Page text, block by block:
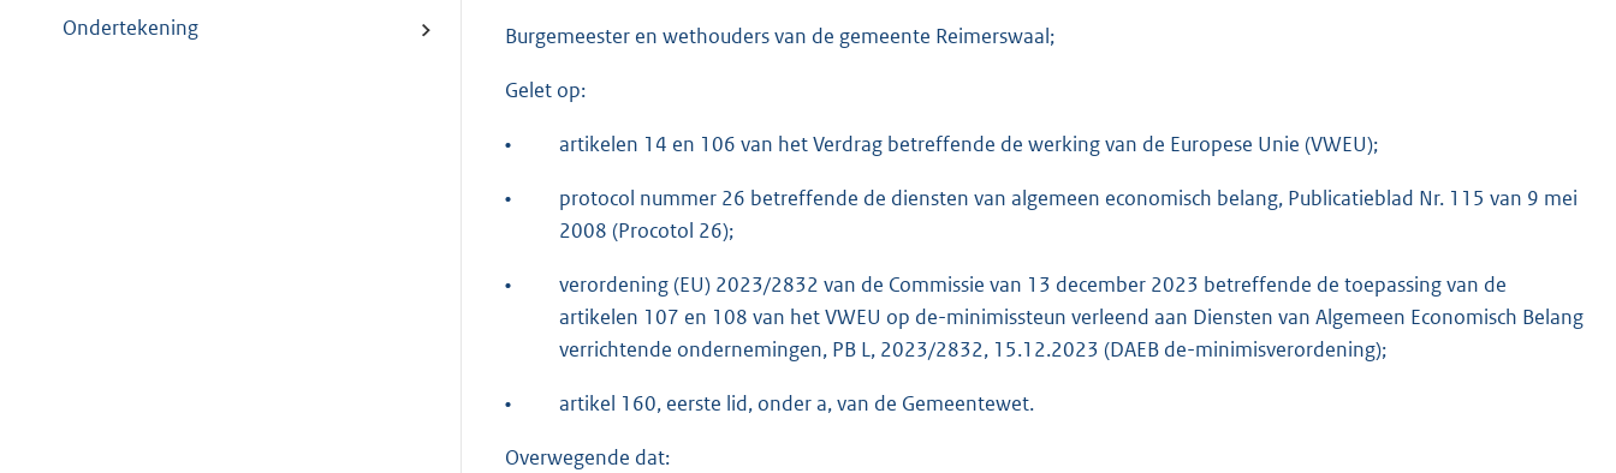
Ondertekening
Burgemeester en wethouders van de gemeente Reimerswaal;
Gelet op:
• artikelen 14 en 106 van het Verdrag betreffende de werking van de Europese Unie (VWEU);
•
protocol nummer 26 betreffende de diensten van algemeen economisch belang, Publicatieblad Nr. 115 van 9 mei
2008 (Procotol 26);
•
verordening (EU) 2023/2832 van de Commissie van 13 december 2023 betreffende de toepassing van de
artikelen 107 en 108 van het VWEU op de-minimissteun verleend aan Diensten van Algemeen Economisch Belang
verrichtende ondernemingen, PB L, 2023/2832, 15.12.2023 (DAEB de-minimisverordening);
• artikel 160, eerste lid, onder a, van de Gemeentewet.
Overwegende dat: